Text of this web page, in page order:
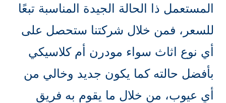
المستعمل ذا الحالة الجيدة المناسبة تبعًا
للسعر، فمن خلال شركتنا ستحصل على
أي نوع اثاث سواء مودرن أم كلاسيكي
بأفضل حالته كما يكون جديد وخالي من
أي عيوب، من خلال ما يقوم به فريق